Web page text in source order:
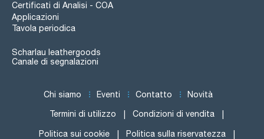
Certificati di Analisi - COA
Applicazioni
Tavola periodica
Scharlau leathergoods
Canale di segnalazioni
Chi siamo Eventi Contatto Novità
Termini di utilizzo Condizioni di vendita
Politica sui cookie Politica sulla riservatezza